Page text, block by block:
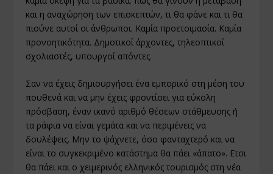
και η αναχώρηση των επισκεπτών, τι θα φάνε και τι θα
πιούνε αυτοί οι άνθρωποι. Καμία προετοιμασία. Καμία
προνοητικότητα. Δημοτικοί άρχοντες, τηλεοπτικοί
σχολιαστές, υπουργοί απόντες.
Σαν να έχεις δημιουργήσει ένα εμπορικό στη μέση του
πουθενά και να μην έχεις φροντίσει για εύκολη
πρόσβαση, έναν ικανό αριθμό θέσεων στάθμευσης ή
τα ράφια να είναι γεμάτα και να περιμένεις να
δουλέψεις. Μην το ψάχνετε, όσο φανταχτερό και να
είναι το συγκεκριμένο κατάστημα θα πάει «άπατο». Ετσι
θα πάει και ο χειμερινός ελληνικός τουρισμός στη νέα